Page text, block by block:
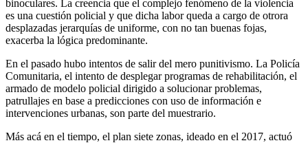
binoculares. La creencia que el complejo fenómeno de la violencia
es una cuestión policial y que dicha labor queda a cargo de otrora
desplazadas jerarquías de uniforme, con no tan buenas fojas,
exacerba la lógica predominante.
En el pasado hubo intentos de salir del mero punitivismo. La Policía
Comunitaria, el intento de desplegar programas de rehabilitación, el
armado de modelo policial dirigido a solucionar problemas,
patrullajes en base a predicciones con uso de información e
intervenciones urbanas, son parte del muestrario.
Más acá en el tiempo, el plan siete zonas, ideado en el 2017, actuó